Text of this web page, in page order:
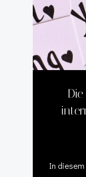
In